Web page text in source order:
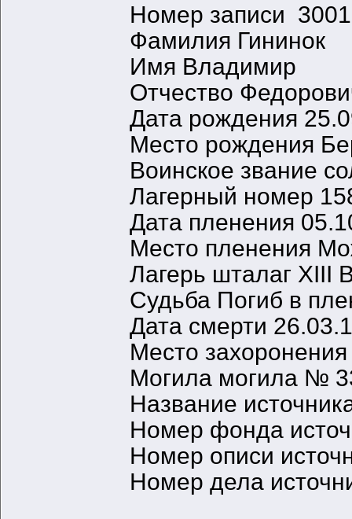
Номер записи
Фамилия Гининок
Имя Владимир
Отчество
Дата рождения
Место рождения
Воинское звание
Лагерный номер
Дата пленения
Место пленения
Лагерь шталаг XIII
Судьба Погиб в
Дата смерти
Место
Могила могила №
Название
Номер фонда
Номер описи
Номер дела